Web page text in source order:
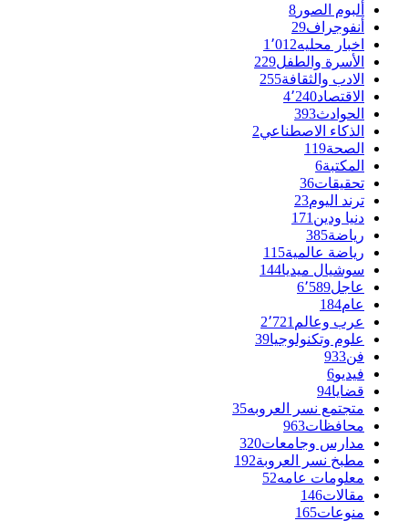
ألبوم الصور 8
أنفوجراف29
اخبار محليه1٬012
الأسرة والطفل229
الادب والثقافة255
الاقتصاد4٬240
الحوادث393
الذكاء الاصطناعي2
الصحة119
المكتبة6
تحقيقات36
ترند اليوم23
دنيا ودين 171
رياضة385
رياضة عالمية115
سوشيال ميديا144
عاجل6٬589
عام184
عرب وعالم 2٬721
علوم وتكنولوجيا39
فن933
فيديو6
قضايا94
متجتمع نسر العروبه35
محافظات963
مدارس وجامعات320
مطبخ نسر العروبة192
معلومات عامه52
مقالات146
منوعات165